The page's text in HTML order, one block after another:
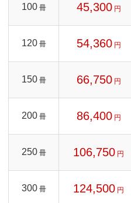
100 冊 45,300 円
120 冊 54,360 円
150 冊 66,750 円
200 冊 86,400 円
250 冊 106,750 円
300 冊 124,500 円